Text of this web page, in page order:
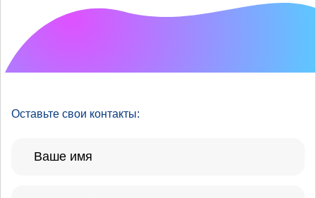
Оставьте свои контакты: